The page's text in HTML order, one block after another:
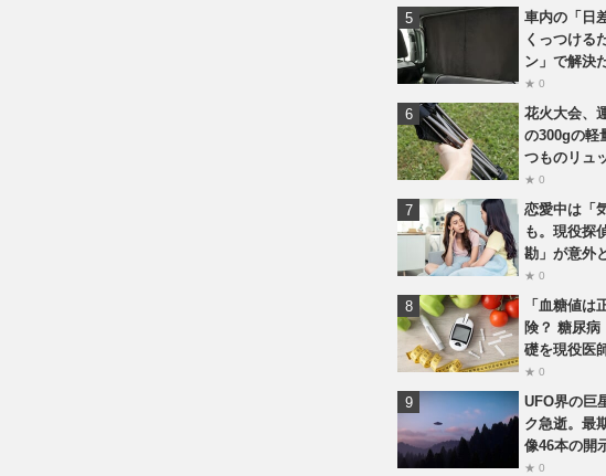
車内の「日
くっつける
ン」で解決
★ 0
花火大会、
の300gの軽
つものリュ
★ 0
恋愛中は「
も。現役探
勘」が意外
★ 0
「血糖値は
険？ 糖尿病
礎を現役医
★ 0
UFO界の巨
ク急逝。最
像46本の開
★ 0